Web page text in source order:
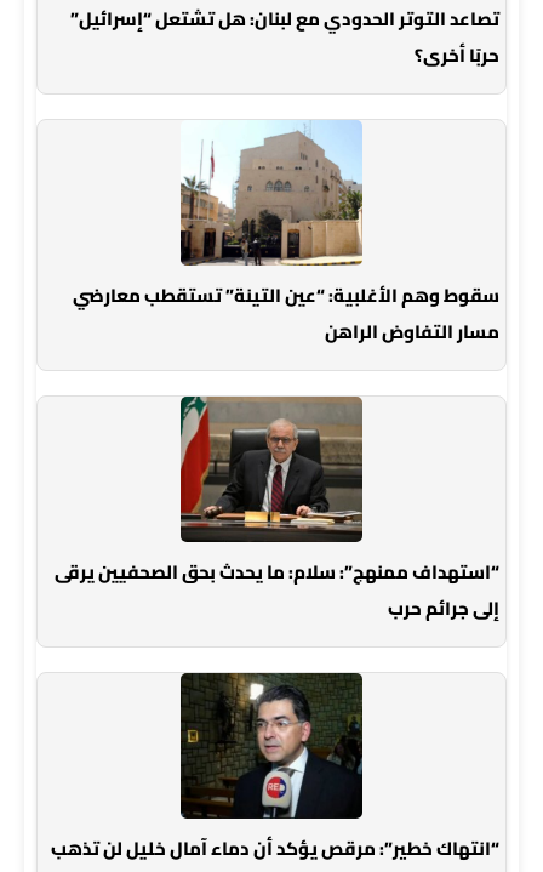
تصاعد التوتر الحدودي مع لبنان: هل تشتعل “إسرائيل”
حربًا أخرى؟
سقوط وهم الأغلبية: “عين التينة” تستقطب معارضي
مسار التفاوض الراهن
“استهداف ممنهج”: سلام: ما يحدث بحق الصحفيين يرقى
إلى جرائم حرب
“انتهاك خطير”: مرقص يؤكد أن دماء آمال خليل لن تذهب